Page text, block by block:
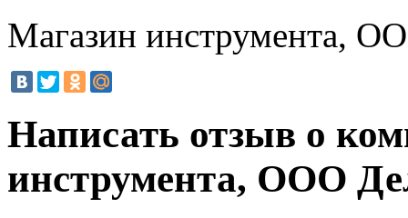
Магазин инструмента,
Написать отзыв о
инструмента, ООО